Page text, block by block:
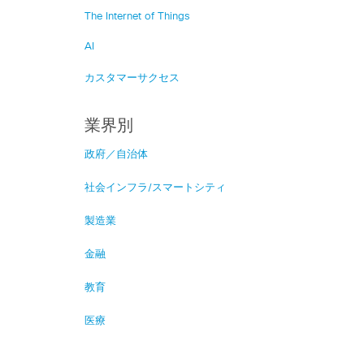
The Internet of Things
AI
カスタマーサクセス
業界別
政府／自治体
社会インフラ/スマートシティ
製造業
金融
教育
医療